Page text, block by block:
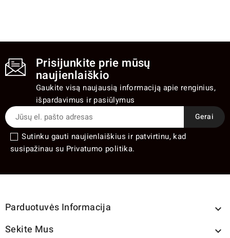
Prisijunkite prie mūsų
naujienlaiškio
Gaukite visą naujausią informaciją apie renginius,
išpardavimus ir pasiūlymus
Sutinku gauti naujienlaiškius ir patvirtinu, kad
susipažinau su Privatumo politika.
Parduotuvės Informacija 
Sekite Mus 